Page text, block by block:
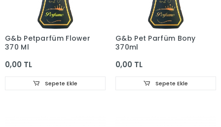
G&b Petparfüm Flower
370 Ml
0,00 TL
Sepete Ekle
G&b Pet Parfüm Bony
370ml
0,00 TL
Sepete Ekle